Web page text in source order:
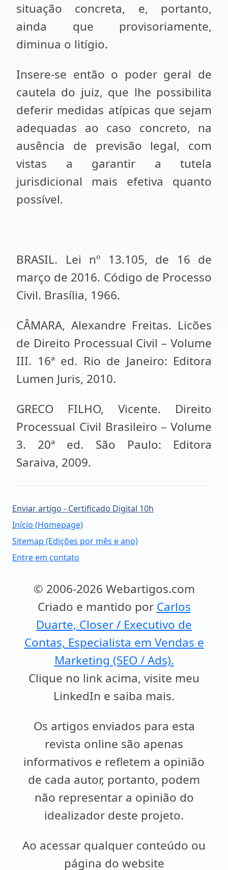
situação concreta, e, portanto,
ainda que provisoriamente,
diminua o litígio.
Insere-se então o poder geral de
cautela do juiz, que lhe possibilita
deferir medidas atípicas que sejam
adequadas ao caso concreto, na
ausência de previsão legal, com
vistas a garantir a tutela
jurisdicional mais efetiva quanto
possível.
BRASIL. Lei nº 13.105, de 16 de
março de 2016. Código de Processo
Civil. Brasília, 1966.
CÂMARA, Alexandre Freitas. Licões
de Direito Processual Civil – Volume
III. 16ª ed. Rio de Janeiro: Editora
Lumen Juris, 2010.
GRECO FILHO, Vicente. Direito
Processual Civil Brasileiro – Volume
3. 20ª ed. São Paulo: Editora
Saraiva, 2009.
Enviar artigo - Certificado Digital 10h
Início (Homepage)
Sitemap (Edições por mês e ano)
Entre em contato
© 2006-2026 Webartigos.com
Criado e mantido por Carlos
Duarte, Closer / Executivo de
Contas, Especialista em Vendas e
Marketing (SEO / Ads).
Clique no link acima, visite meu
LinkedIn e saiba mais.
Os artigos enviados para esta
revista online são apenas
informativos e refletem a opinião
de cada autor, portanto, podem
não representar a opinião do
idealizador deste projeto.
Ao acessar qualquer conteúdo ou
página do website